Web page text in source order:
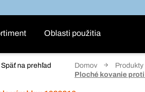
Oblasti použitia
Späť na prehľad Domov Produkty
Ploché kovanie